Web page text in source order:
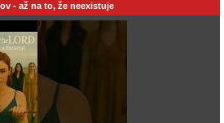
- až na to, že neexistuje